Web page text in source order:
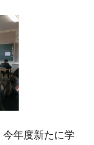
今年度新たに学